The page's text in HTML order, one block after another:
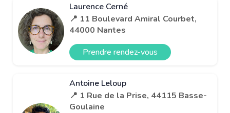
Laurence Cerné
📍 11 Boulevard Amiral Courbet,
44000 Nantes
Prendre rendez-vous
Antoine Leloup
📍 1 Rue de la Prise, 44115 Basse-
Goulaine